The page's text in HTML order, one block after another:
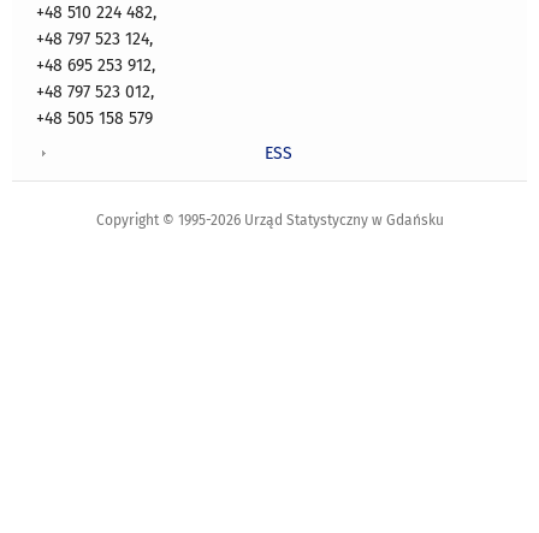
+48 510 224 482,
+48 797 523 124,
+48 695 253 912,
+48 797 523 012,
+48 505 158 579
ESS
Copyright © 1995-2026 Urząd Statystyczny w Gdańsku